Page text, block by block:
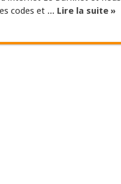
codes et ... Lire la suite »